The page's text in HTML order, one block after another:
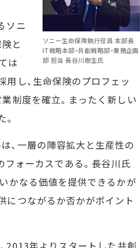
ソニー生命保険執行役員 本部長
IT戦略本部・共創戦略部・業務企画
部 担当 長谷川樹生氏
ソニ
と
は
し、生命保険のプロフェッ
制度を確立。まったく新しい
、一層の陣容拡大と生産性の
フォーカスである。長谷川氏
かなる価値を提供できるかが
につながるか否かがポイント